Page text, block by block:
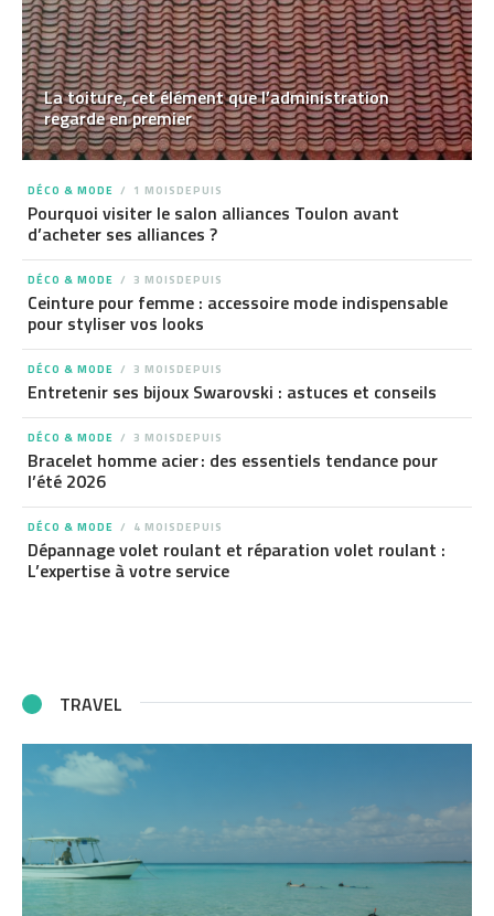
La toiture, cet élément que l’administration
regarde en premier
DÉCO & MODE 1 MOISDEPUIS
Pourquoi visiter le salon alliances Toulon avant
d’acheter ses alliances ?
DÉCO & MODE 3 MOISDEPUIS
Ceinture pour femme : accessoire mode indispensable
pour styliser vos looks
DÉCO & MODE 3 MOISDEPUIS
Entretenir ses bijoux Swarovski : astuces et conseils
DÉCO & MODE 3 MOISDEPUIS
Bracelet homme acier : des essentiels tendance pour
l’été 2026
DÉCO & MODE 4 MOISDEPUIS
Dépannage volet roulant et réparation volet roulant :
L’expertise à votre service
TRAVEL